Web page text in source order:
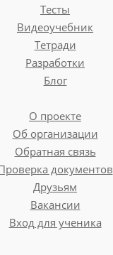
Тесты
Видеоучебник
Тетради
Разработки
Блог
О проекте
Об организации
Обратная связь
документов
Друзьям
Вакансии
Вход для ученика